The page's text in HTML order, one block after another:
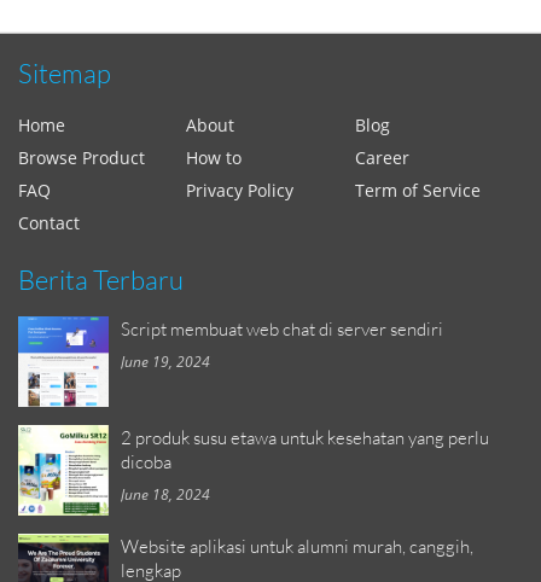
Sitemap
Home About
Blog
Browse Product
How to
Career
FAQ
Privacy Policy
Term of Service
Contact
Berita Terbaru
Script membuat web chat di server sendiri
June 19, 2024
2 produk susu etawa untuk kesehatan yang perlu
dicoba
June 18, 2024
Website aplikasi untuk alumni murah, canggih,
lengkap